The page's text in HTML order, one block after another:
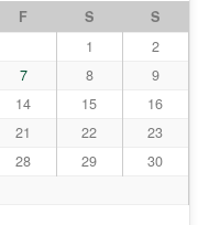
F S
S
1
2
7 8
9
14 15
16
21 22
23
28 29
30